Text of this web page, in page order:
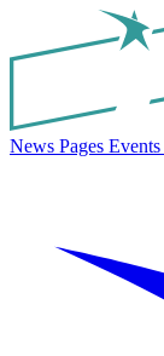
News Pages Events